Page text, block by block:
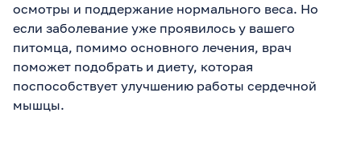
осмотры и поддержание нормального веса. Но
если заболевание уже проявилось у вашего
питомца, помимо основного лечения, врач
поможет подобрать и диету, которая
поспособствует улучшению работы сердечной
мышцы.